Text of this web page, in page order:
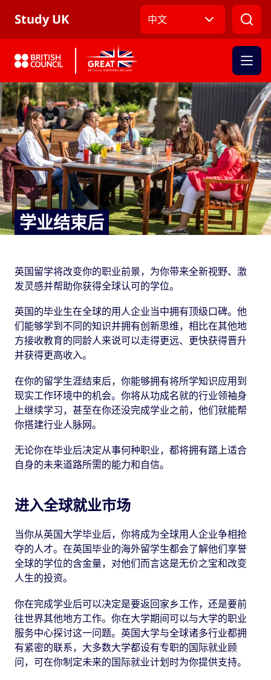
Study UK 中文
学业结束后
英国留学将改变你的职业前景，为你带来全新视野、激
发灵感并帮助你获得全球认可的学位。
英国的毕业生在全球的用人企业当中拥有顶级口碑。他
们能够学到不同的知识并拥有创新思维，相比在其他地
方接收教育的同龄人来说可以走得更远、更快获得晋升
并获得更高收入。
在你的留学生涯结束后，你能够拥有将所学知识应用到
现实工作环境中的机会。你将从功成名就的行业领袖身
上继续学习，甚至在你还没完成学业之前，他们就能帮
你搭建行业人脉网。
无论你在毕业后决定从事何种职业，都将拥有踏上适合
自身的未来道路所需的能力和自信。
进入全球就业市场
当你从英国大学毕业后，你将成为全球用人企业争相抢
夺的人才。在英国毕业的海外留学生都会了解他们享誉
全球的学位的含金量，对他们而言这是无价之宝和改变
人生的投资。
你在完成学业后可以决定是要返回家乡工作，还是要前
往世界其他地方工作。你在大学期间可以与大学的职业
服务中心探讨这一问题。英国大学与全球诸多行业都拥
有紧密的联系，大多数大学都设有专职的国际就业顾
问，可在你制定未来的国际就业计划时为你提供支持。